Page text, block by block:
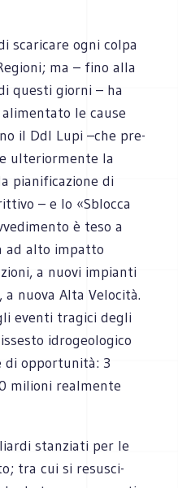
sca­ri­care ogni colpa
ma – fino alla
que­sti giorni – ha
le cause
il Ddl Lupi –che pre­
ulte­rior­mente la
pia­ni­fi­ca­zione di
– e lo «Sblocca
è teso a
ad alto impatto
a nuovi impianti
nuova Alta Velo­cità.
eventi tra­gici degli
idro­geo­lo­gico
di oppor­tu­nità: 3
milioni real­mente
stan­ziati per le
tra cui si resu­sci­